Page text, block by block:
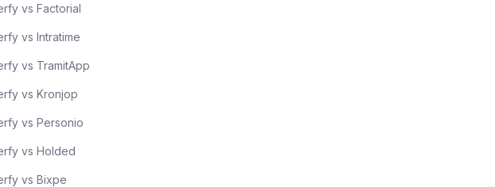
vs Factorial
vs Intratime
vs TramitApp
vs Kronjop
vs Personio
vs Holded
vs Bixpe